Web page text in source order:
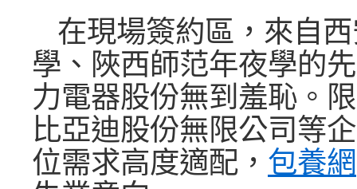
在現場簽約區，來自
學、陜西師范年夜學的
力電器股份無到羞恥。
比亞迪股份無限公司等
位需求高度適配， 包養網